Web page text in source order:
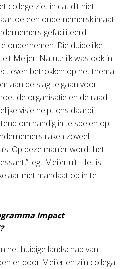
college ziet in dat dit niet
een ondernemersklimaat
gefaciliteerd
ondernemen. Die duidelijke
Meijer. Natuurlijk was ook in
even betrokken op het thema
aan de slag te gaan voor
de organisatie en de raad
visie helpt ons daarbij.
om handig in te spelen op
raken zoveel
Op deze manier wordt het
legt Meijer uit. Het is
met mandaat op in te
Impact
het huidige landschap van
er door Meijer en zijn collega